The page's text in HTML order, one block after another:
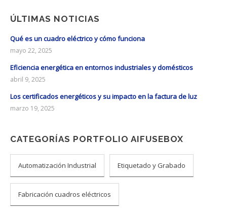
ÚLTIMAS NOTICIAS
Qué es un cuadro eléctrico y cómo funciona
mayo 22, 2025
Eficiencia energética en entornos industriales y domésticos
abril 9, 2025
Los certificados energéticos y su impacto en la factura de luz
marzo 19, 2025
CATEGORÍAS PORTFOLIO AIFUSEBOX
Automatización Industrial Etiquetado y Grabado
Fabricación cuadros eléctricos